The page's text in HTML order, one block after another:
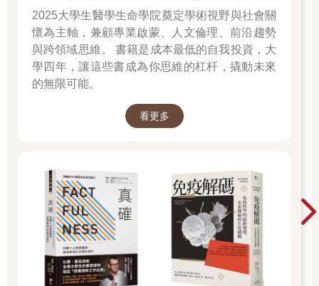
於某地的記憶──不論是普通潛鳥顫抖的嚎哭聲所體現的加拿大荒
野，或是在笑翠鳥狂笑聲中呼喚的塵土飛揚的澳洲內陸。
鳥類非比尋常的行為同樣地啟發我們。我們為縫葉鶯縫製葉子搖
籃的技巧或是群居織巢鳥集體建造乾草堆公寓而鼓掌；我們對在
泡沫飛濺的安地斯大瀑布中撫育雛鳥的湍鴨或黑喉嚮蜜鴷引導蜂
寒冰上用腳孵蛋；或者是普通雨燕能夠飛在空中一年以上不落
地，我們則感到難以置信。
是羽毛，或是經過大規模馴化利用的鳥類──以家雞為最大宗，牠
們的野外祖先紅原雞仍然徜徉在亞洲南部的森林中。其中還包括
那些適應了人造環境的物種：例如聚集在瑞士滑雪勝地的黃嘴山
鴉；以及美國人家後院裡，住進多層巢箱的紫崖燕。
在所有的物種之中，最廣為人知的是那些被我們提升為文化象徵
的種類，牠們被賦予擬人化的特質，例如美麗、力量或智慧，因
此差異甚大的物種比如紫冠蕉鵑（史瓦帝尼）和栗鳶（印度），
2025大學生醫學生命學院奠定學術視野與社會關
懷為主軸，兼顧專業啟蒙、人文倫理、前沿趨勢
與跨領域思維。 書籍是成本最低的自我投資，大
學四年，讓這些書成為你思維的杠杆，撬動未來
的無限可能。
看更多